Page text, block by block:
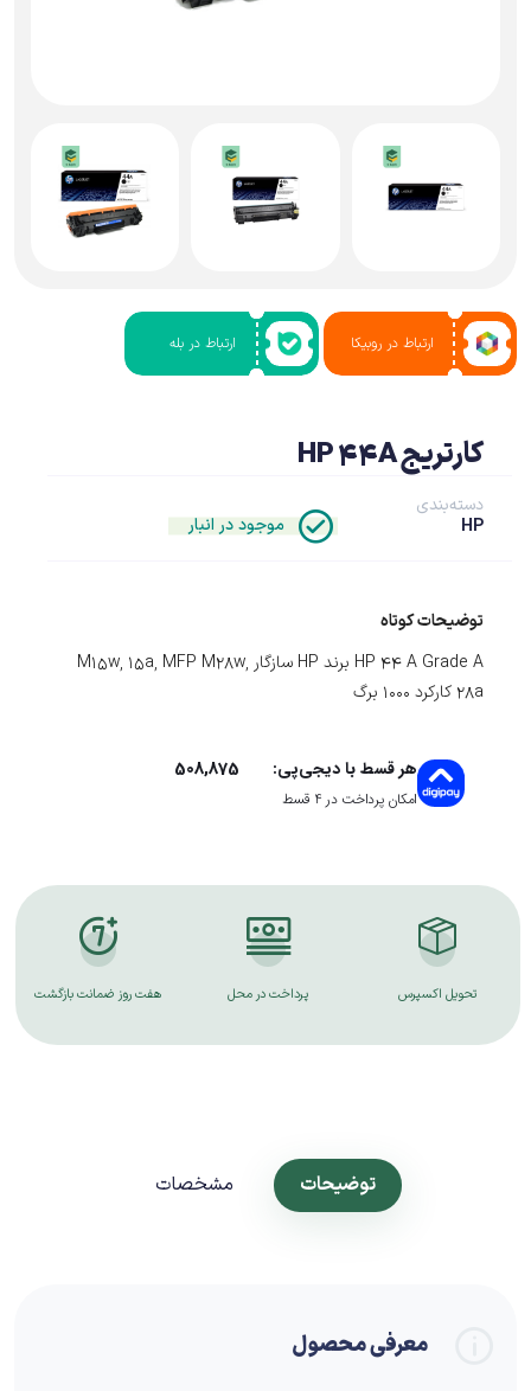
ارتباط در روبیکا ارتباط در بله
کارتریج HP 44A
موجود در انبار
دسته‌بندی
HP
توضیحات کوتاه
HP 44 A Grade A برند HP سازگار M15w, 15a, MFP M28w,
28a کارکرد 1000 برگ
هر قسط با دیجی‌پی: 508,875
امکان پرداخت در 4 قسط
تحویل اکسپرس پرداخت در محل هفت روز ضمانت بازگشت
توضیحات مشخصات
معرفی محصول